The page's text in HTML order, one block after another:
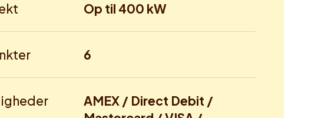
Op til 400 kW
6
AMEX / Direct Debit /